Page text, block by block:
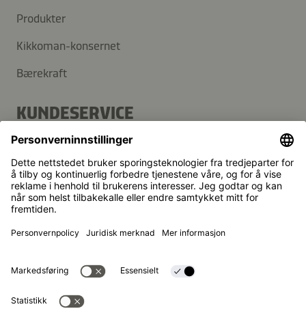
Produkter
Kikkoman-konsernet
Bærekraft
KUNDESERVICE
Vanlige spørsmål
Kontakt
Nyhetsbrev
© Kikkoman Trading Europe GmbH 2023 – 2026
Theodorstraße 180, 40472 Düsseldorf,
Commercial register no: HRB 35856 (at Düsseldorf District